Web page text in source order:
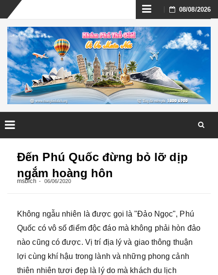
Skip
to
content
08/08/2026
Đến Phú Quốc đừng bỏ lỡ dịp
ngắm hoàng hôn
msbich 06/06/2020
Không ngẫu nhiên là được gọi là "Đảo Ngọc", Phú
Quốc có vô số điểm độc đáo mà không phải hòn đảo
nào cũng có được. Vị trí địa lý và giao thông thuận
lợi cùng khí hậu trong lành và những phong cảnh
thiên nhiên tươi đẹp là lý do mà khách du lịch